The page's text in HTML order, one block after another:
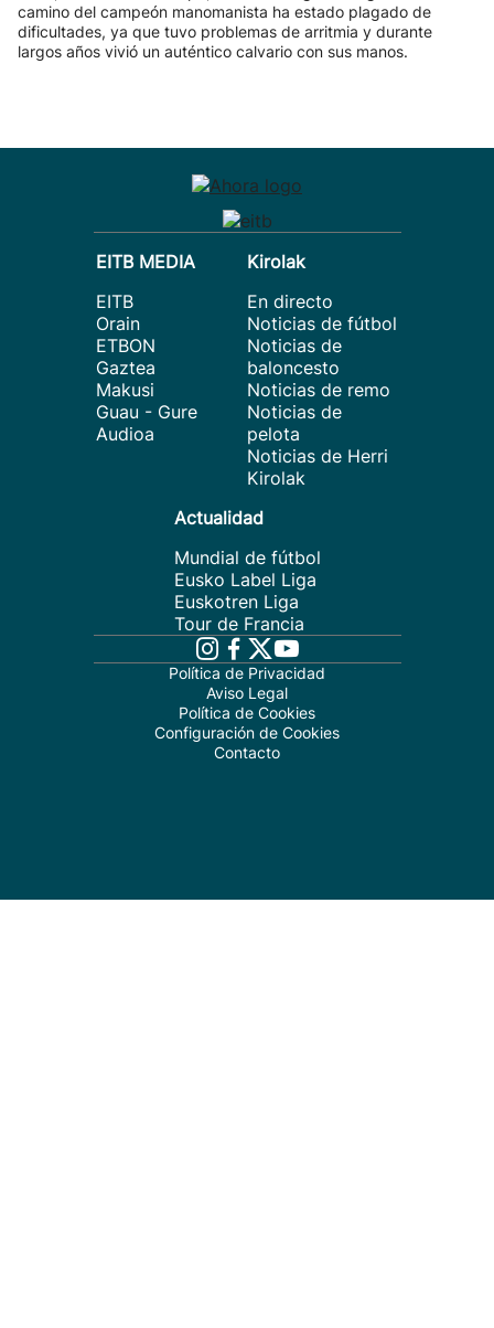
camino del campeón manomanista ha estado plagado de
dificultades, ya que tuvo problemas de arritmia y durante
largos años vivió un auténtico calvario con sus manos.
EITB MEDIA
EITB
Orain
ETBON
Gaztea
Makusi
Guau - Gure
Audioa
Kirolak
En directo
Noticias de fútbol
Noticias de
baloncesto
Noticias de remo
Noticias de
pelota
Noticias de Herri
Kirolak
Actualidad
Mundial de fútbol
Eusko Label Liga
Euskotren Liga
Tour de Francia
Política de Privacidad
Aviso Legal
Política de Cookies
Configuración de Cookies
Contacto